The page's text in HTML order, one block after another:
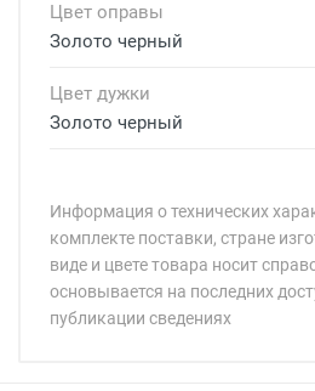
Цвет оправы
Золото черный
Цвет дужки
Золото черный
Информация о технических
комплекте поставки, стране
виде и цвете товара носит
основывается на последних
публикации сведениях